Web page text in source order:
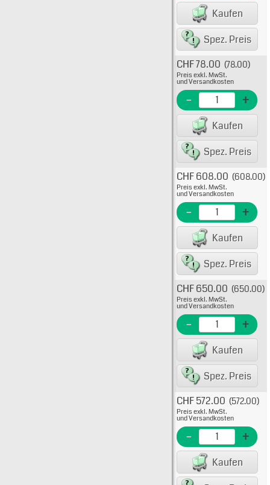
Kaufen
Spez. Preis
Typ:
EME
CHF 78.00 (78.00)
Preis exkl. MwSt.
und Versandkosten
- +
Kaufen
Spez. Preis
Typ:
EME
CHF 608.00 (608.00)
Preis exkl. MwSt.
und Versandkosten
- +
Kaufen
Spez. Preis
Typ:
EME
CHF 650.00 (650.00)
Preis exkl. MwSt.
und Versandkosten
- +
Kaufen
Spez. Preis
Typ:
EME
CHF 572.00 (572.00)
Preis exkl. MwSt.
und Versandkosten
- +
Kaufen